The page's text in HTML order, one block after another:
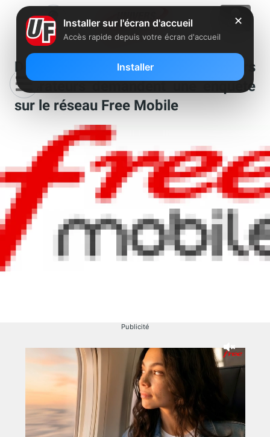
Des syndicats de plusieurs
opérateurs demandent une enquête
sur le réseau Free Mobile
Publicité
✕
Installer sur l'écran d'accueil
Accès rapide depuis votre écran d'accueil
Installer